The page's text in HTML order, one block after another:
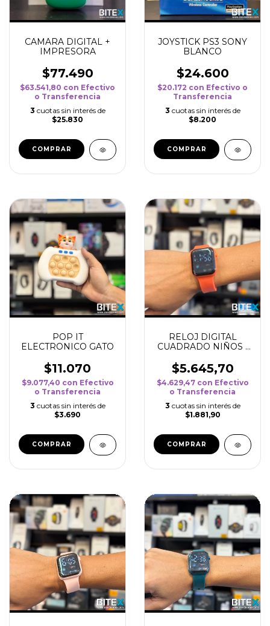
CAMARA DIGITAL +
IMPRESORA
$77.490
$63.541,80 con Efectivo
o Transferencia
3 cuotas sin interés de
$25.830
JOYSTICK PS3 SONY
BLANCO
$24.600
$20.172 con Efectivo o
Transferencia
3 cuotas sin interés de
$8.200
POP IT
ELECTRONICO GATO
$11.070
$9.077,40 con Efectivo
o Transferencia
3 cuotas sin interés de
$3.690
RELOJ DIGITAL
CUADRADO NIÑOS -
$5.645,70
$4.629,47 con Efectivo
o Transferencia
3 cuotas sin interés de
$1.881,90